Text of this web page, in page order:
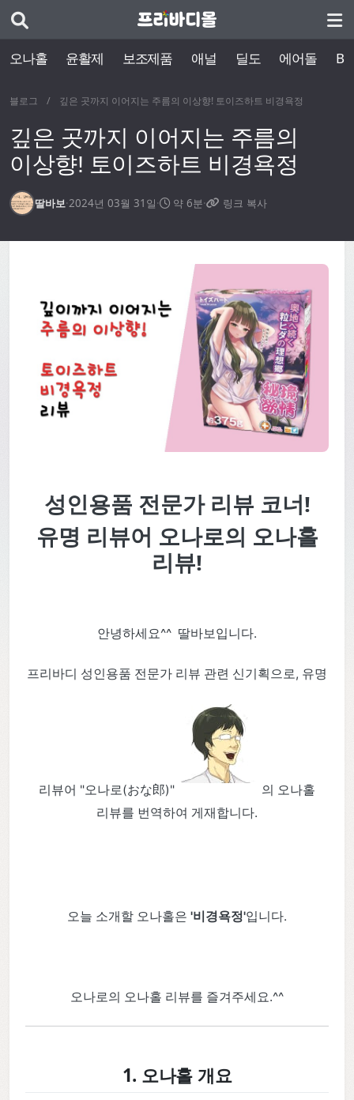
오나홀 윤활제 보조제품 애널 딜도 에어돌
블로그 / 깊은 곳까지 이어지는 주름의 이상향! 토이즈하트 비경욕정
깊은 곳까지 이어지는 주름의
이상향! 토이즈하트 비경욕정
딸바보·2024년 03월 31일· 약 6분· 링크 복사
성인용품 전문가 리뷰 코너!
유명 리뷰어 오나로의 오나홀
리뷰!
안녕하세요^^ 딸바보입니다.
프리바디 성인용품 전문가 리뷰 관련 신기획으로, 유명
리뷰어 "오나로(おな郎)"
의 오나홀
리뷰를 번역하여 게재합니다.
오늘 소개할 오나홀은 '비경욕정'입니다.
오나로의 오나홀 리뷰를 즐겨주세요.^^
1. 오나홀 개요